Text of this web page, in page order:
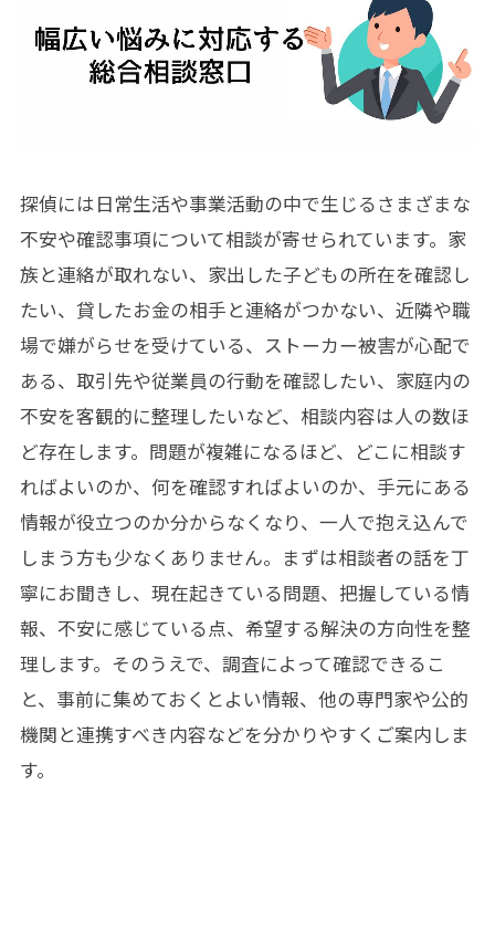
探偵には日常生活や事業活動の中で生じるさまざまな
不安や確認事項について相談が寄せられています。家
族と連絡が取れない、家出した子どもの所在を確認し
たい、貸したお金の相手と連絡がつかない、近隣や職
場で嫌がらせを受けている、ストーカー被害が心配で
ある、取引先や従業員の行動を確認したい、家庭内の
不安を客観的に整理したいなど、相談内容は人の数ほ
ど存在します。問題が複雑になるほど、どこに相談す
ればよいのか、何を確認すればよいのか、手元にある
情報が役立つのか分からなくなり、一人で抱え込んで
しまう方も少なくありません。まずは相談者の話を丁
寧にお聞きし、現在起きている問題、把握している情
報、不安に感じている点、希望する解決の方向性を整
理します。そのうえで、調査によって確認できるこ
と、事前に集めておくとよい情報、他の専門家や公的
機関と連携すべき内容などを分かりやすくご案内しま
す。